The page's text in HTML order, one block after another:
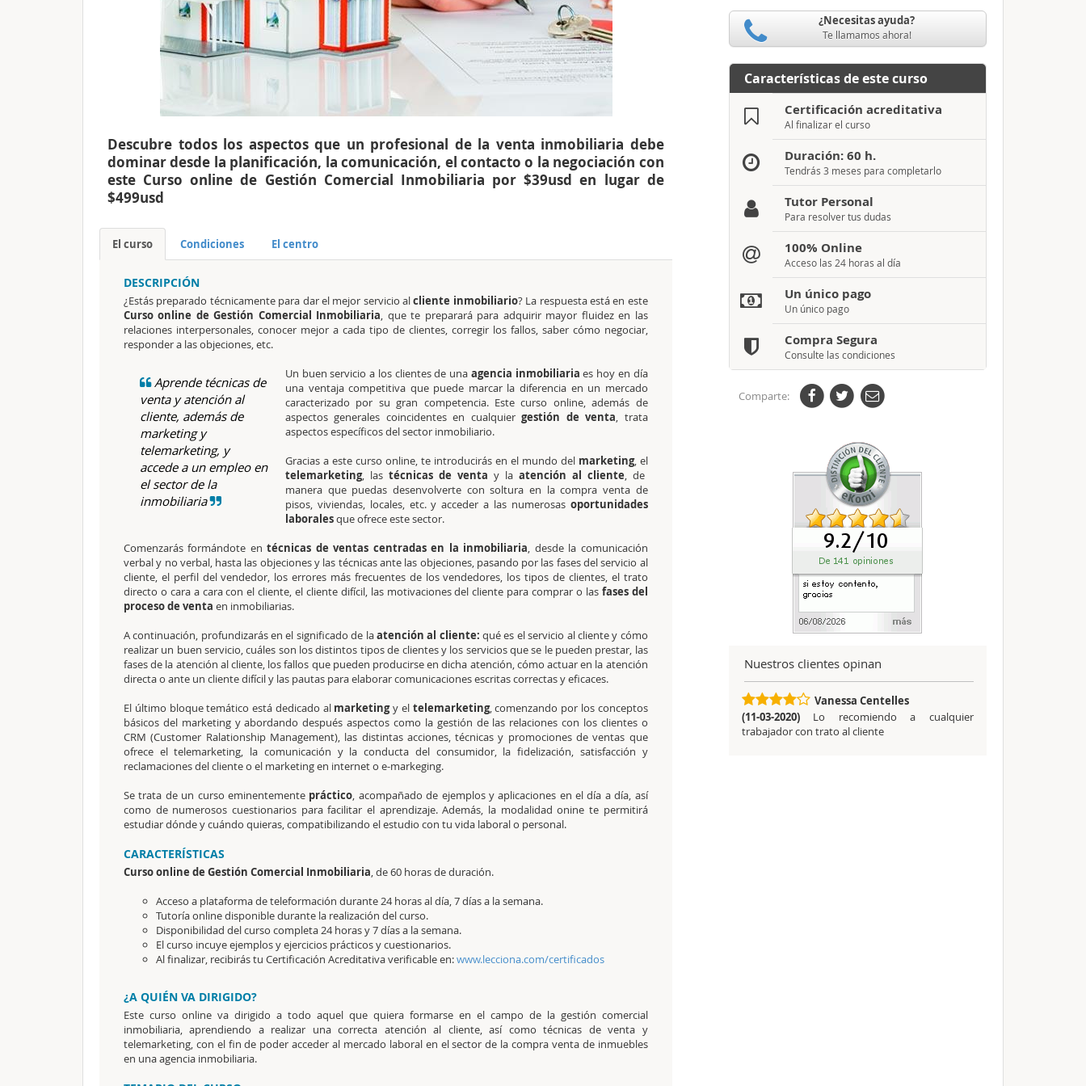
Descubre todos los aspectos que un profesional de la venta inmobiliaria debe
dominar desde la planificación, la comunicación, el contacto o la negociación con
este Curso online de Gestión Comercial Inmobiliaria por $39usd en lugar de
$499usd
El curso Condiciones El centro
DESCRIPCIÓN
¿Estás preparado técnicamente para dar el mejor servicio alcliente inmobiliario? La respuesta está en este
Curso online de Gestión Comercial Inmobiliaria, que te preparará para adquirir mayor fluidez en las
relaciones interpersonales, conocer mejor a cada tipo de clientes, corregir los fallos, saber cómo negociar,
responder a las objeciones, etc.
Aprende técnicas de
venta y atención al
cliente, además de
marketing y
telemarketing, y
accede a un empleo en
el sector de la
inmobiliaria
Un buen servicio a los clientes de una agencia inmobiliaria es hoy en día
una ventaja competitiva que puede marcar la diferencia en un mercado
caracterizado por su gran competencia. Este curso online, además de
aspectos generales coincidentes en cualquiergestión de venta, trata
aspectos específicos del sector inmobiliario.
Gracias a este curso online, te introducirás en el mundo delmarketing, el
telemarketing, lastécnicas de venta y la atención al cliente, de
manera que puedas desenvolverte con soltura en la compra venta de
pisos, viviendas, locales, etc. y acceder a las numerosas oportunidades
laboralesque ofrece este sector.
Comenzarás formándote en técnicas de ventas centradas en la inmobiliaria, desde la comunicación
verbal y no verbal, hasta las objeciones y las técnicas ante las objeciones, pasando por las fases del servicio al
cliente, el perfil del vendedor, los errores más frecuentes de los vendedores, los tipos de clientes, el trato
directo o cara a cara con el cliente, el cliente difícil, las motivaciones del cliente para comprar o lasfases del
proceso de venta en inmobiliarias.
A continuación, profundizarás en el significado de laatención al cliente:qué es el servicio al cliente y cómo
realizar un buen servicio, cuáles son los distintos tipos de clientes y los servicios que se le pueden prestar, las
fases de la atención al cliente, los fallos que pueden producirse en dicha atención, cómo actuar en la atención
directa o ante un cliente difícil y las pautas para elaborar comunicaciones escritas correctas y eficaces.
El último bloque temático está dedicado almarketingy eltelemarketing, comenzando por los conceptos
básicos del marketing y abordando después aspectos como la gestión de las relaciones con los clientes o
CRM (Customer Ralationship Management), las distintas acciones, técnicas y promociones de ventas que
ofrece el telemarketing, la comunicación y la conducta del consumidor, la fidelización, satisfacción y
reclamaciones del cliente o el marketing en internet o e-markeging.
Se trata de un curso eminentemente práctico, acompañado de ejemplos y aplicaciones en el día a día, así
como de numerosos cuestionarios para facilitar el aprendizaje. Además, la modalidad onine te permitirá
estudiar dónde y cuándo quieras, compatibilizando el estudio con tu vida laboral o personal.
CARACTERÍSTICAS
Curso online de Gestión Comercial Inmobiliaria,de 60 horas de duración.
Acceso a plataforma de teleformación durante 24 horas al día, 7 días a la semana.
Tutoría online disponible durante la realización del curso.
Disponibilidad del curso completa 24 horas y 7 días a la semana.
El curso incuye ejemplos y ejercicios prácticos y cuestionarios.
Al finalizar, recibirás tu Certificación Acreditativa verificable en:www.lecciona.com/certificados
¿A QUIÉN VA DIRIGIDO?
Este curso online va dirigido a todo aquel que quiera formarse en el campo de la gestión comercial
inmobiliaria, aprendiendo a realizar una correcta atención al cliente, así como técnicas de venta y
telemarketing, con el fin de poder acceder al mercado laboral en el sector de la compra venta de inmuebles
en una agencia inmobiliaria.
¿Necesitas ayuda?
Te llamamos ahora!
Características de este curso
Certificación acreditativa
Al finalizar el curso
Duración: 60 h.
Tendrás 3 meses para completarlo
Tutor Personal
Para resolver tus dudas
100% Online
Acceso las 24 horas al día
Un único pago
Un único pago
Compra Segura
Consulte las condiciones
Comparte:
Nuestros clientes opinan
Vanessa Centelles
(11-03-2020)
Lo recomiendo a cualquier
trabajador con trato al cliente